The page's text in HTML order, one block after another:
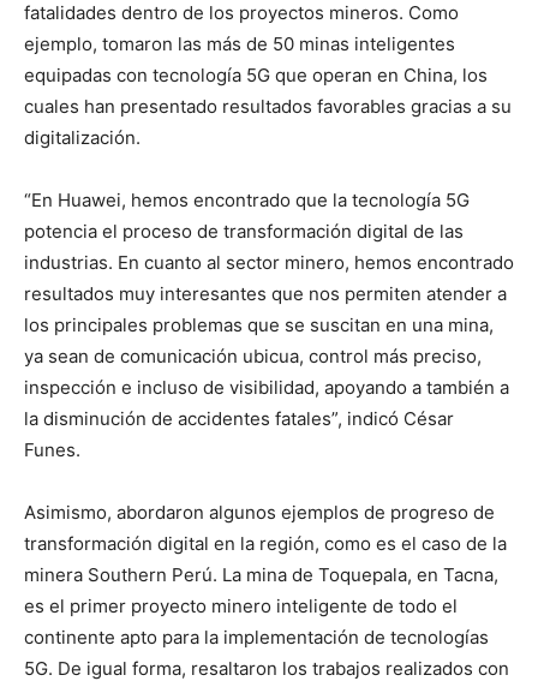
fatalidades dentro de los proyectos mineros. Como
ejemplo, tomaron las más de 50 minas inteligentes
equipadas con tecnología 5G que operan en China, los
cuales han presentado resultados favorables gracias a su
digitalización.
“En Huawei, hemos encontrado que la tecnología 5G
potencia el proceso de transformación digital de las
industrias. En cuanto al sector minero, hemos encontrado
resultados muy interesantes que nos permiten atender a
los principales problemas que se suscitan en una mina,
ya sean de comunicación ubicua, control más preciso,
inspección e incluso de visibilidad, apoyando a también a
la disminución de accidentes fatales”, indicó César
Funes.
Asimismo, abordaron algunos ejemplos de progreso de
transformación digital en la región, como es el caso de la
minera Southern Perú. La mina de Toquepala, en Tacna,
es el primer proyecto minero inteligente de todo el
continente apto para la implementación de tecnologías
5G. De igual forma, resaltaron los trabajos realizados con